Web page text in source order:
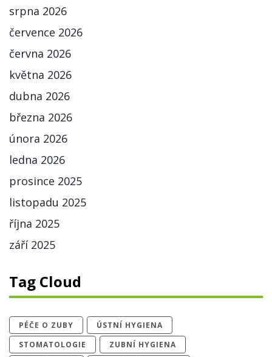
srpna 2026
července 2026
června 2026
května 2026
dubna 2026
března 2026
února 2026
ledna 2026
prosince 2025
listopadu 2025
října 2025
září 2025
Tag Cloud
PÉČE O ZUBY
ÚSTNÍ HYGIENA
STOMATOLOGIE
ZUBNÍ HYGIENA